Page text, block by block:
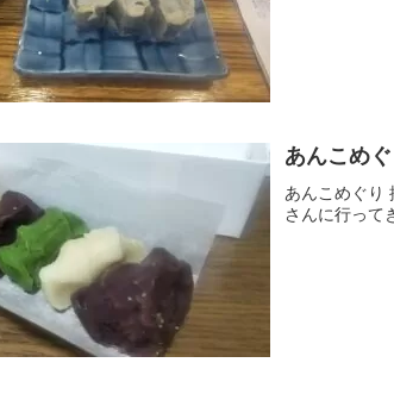
あんこめ
あんこめぐり
さんに行って